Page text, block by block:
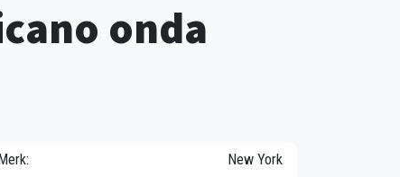
onda
New York